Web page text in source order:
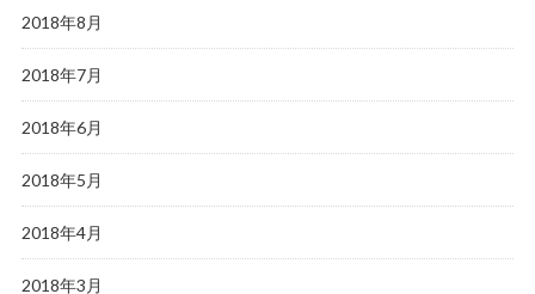
2018年8月
2018年7月
2018年6月
2018年5月
2018年4月
2018年3月